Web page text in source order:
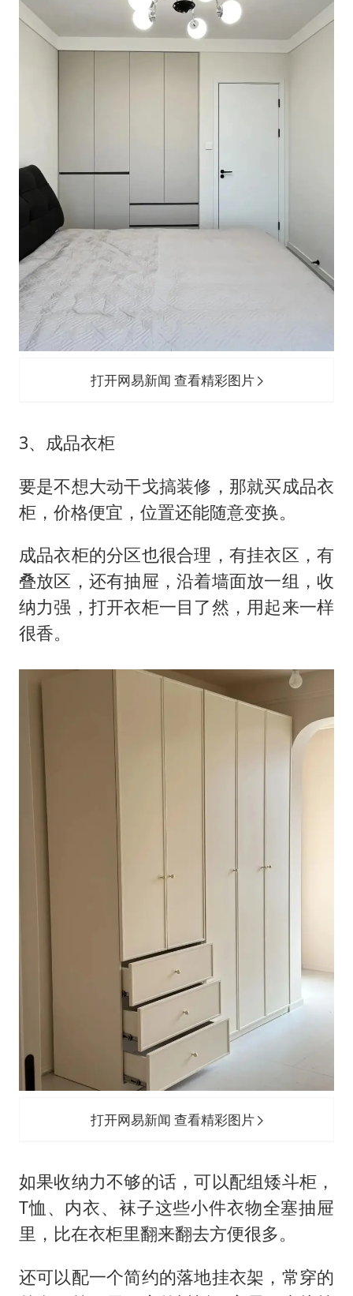
打开网易新闻 查看精彩图片
3、成品衣柜
要是不想大动干戈搞装修，那就买成品衣
柜，价格便宜，位置还能随意变换。
成品衣柜的分区也很合理，有挂衣区，有
叠放区，还有抽屉，沿着墙面放一组，收
纳力强，打开衣柜一目了然，用起来一样
很香。
打开网易新闻 查看精彩图片
如果收纳力不够的话，可以配组矮斗柜，
T恤、内衣、袜子这些小件衣物全塞抽屉
里，比在衣柜里翻来翻去方便很多。
还可以配一个简约的落地挂衣架，常穿的